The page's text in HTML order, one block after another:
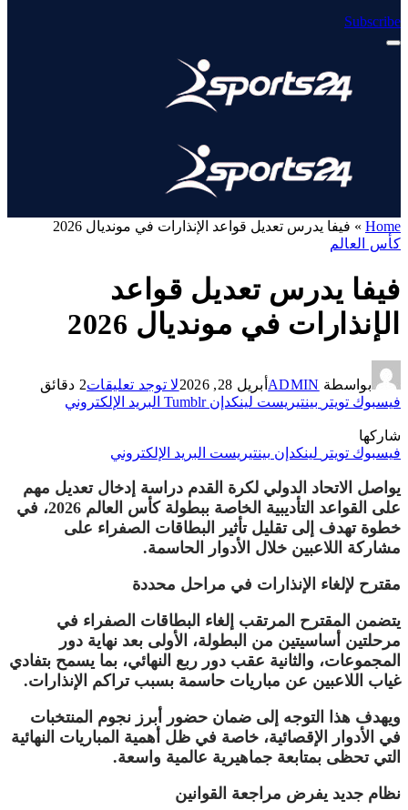
Subscribe
Home
» فيفا يدرس تعديل قواعد الإنذارات في مونديال 2026
كأس العالم
فيفا يدرس تعديل قواعد
الإنذارات في مونديال 2026
بواسطة ADMIN أبريل 28, 2026 لا توجد تعليقات2 دقائق
فيسبوك تويتر بينتيريست لينكدإن Tumblr البريد الإلكتروني
شاركها
فيسبوك تويتر لينكدإن بينتيريست البريد الإلكتروني
يواصل الاتحاد الدولي لكرة القدم دراسة إدخال تعديل مهم
على القواعد التأديبية الخاصة ببطولة كأس العالم 2026، في
خطوة تهدف إلى تقليل تأثير البطاقات الصفراء على
مشاركة اللاعبين خلال الأدوار الحاسمة.
مقترح لإلغاء الإنذارات في مراحل محددة
يتضمن المقترح المرتقب إلغاء البطاقات الصفراء في
مرحلتين أساسيتين من البطولة، الأولى بعد نهاية دور
المجموعات، والثانية عقب دور ربع النهائي، بما يسمح بتفادي
غياب اللاعبين عن مباريات حاسمة بسبب تراكم الإنذارات.
ويهدف هذا التوجه إلى ضمان حضور أبرز نجوم المنتخبات
في الأدوار الإقصائية، خاصة في ظل أهمية المباريات النهائية
التي تحظى بمتابعة جماهيرية عالمية واسعة.
نظام جديد يفرض مراجعة القوانين